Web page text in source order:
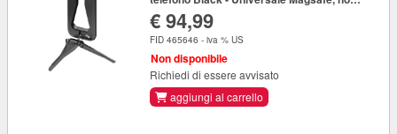
necessita di custodia peak
€ 94,99
FID 465646 - iva % US
Non disponibile
Richiedi di essere avvisato
aggiungi al carrello